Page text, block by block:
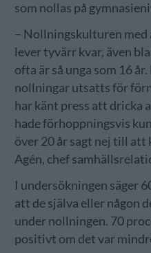
som nollas på
– Nollningskulturen
lever tyvärr kvar, även
ofta är så unga som 16
nollningar utsatts för
har känt press att dricka
hade förhoppningsvis
över 20 år sagt nej till att
Agén, chef
I undersökningen säger
att de själva eller någon
under nollningen. 70
positivt om det var